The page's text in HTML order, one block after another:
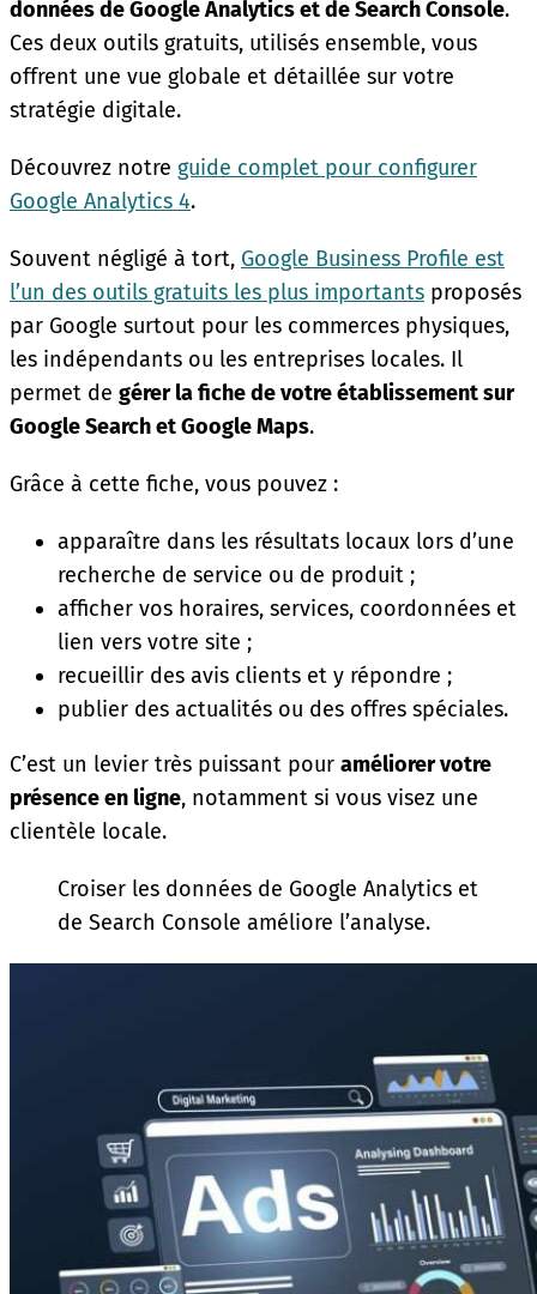
données de Google Analytics et de Search Console.
Ces deux outils gratuits, utilisés ensemble, vous
offrent une vue globale et détaillée sur votre
stratégie digitale.
Découvrez notre guide complet pour configurer
Google Analytics 4.
Souvent négligé à tort, Google Business Profile est
l’un des outils gratuits les plus importants proposés
par Google surtout pour les commerces physiques,
les indépendants ou les entreprises locales. Il
permet de gérer la fiche de votre établissement sur
Google Search et Google Maps.
Grâce à cette fiche, vous pouvez :
apparaître dans les résultats locaux lors d’une
recherche de service ou de produit ;
afficher vos horaires, services, coordonnées et
lien vers votre site ;
recueillir des avis clients et y répondre ;
publier des actualités ou des offres spéciales.
C’est un levier très puissant pour améliorer votre
présence en ligne, notamment si vous visez une
clientèle locale.
Croiser les données de Google Analytics et
de Search Console améliore l’analyse.